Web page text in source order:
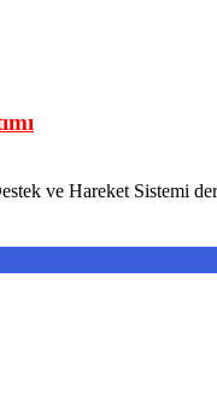
ve Hareket